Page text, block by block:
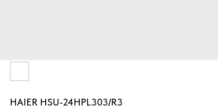
HAIER HSU-24HPL303/R3